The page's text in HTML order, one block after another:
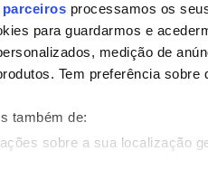
parceiros processamos os
para guardarmos e
medição de
Tem preferência
também de:
sobre a sua localização
de Sanytol
Sanytol